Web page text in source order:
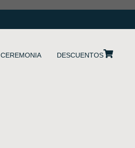
CEREMONIA DESCUENTOS